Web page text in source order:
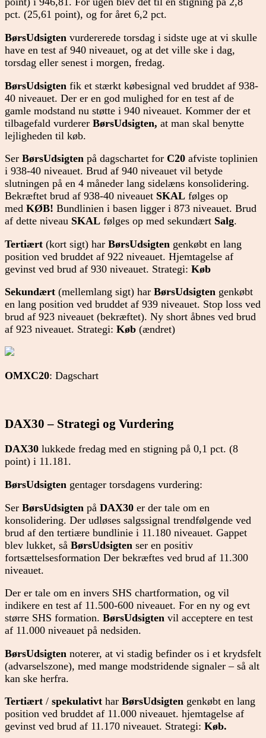
pct. (25,61 point), og for året 6,2 pct.
BørsUdsigten vurdererede torsdag i sidste uge at vi skulle
have en test af 940 niveauet, og at det ville ske i dag,
torsdag eller senest i morgen, fredag.
BørsUdsigten fik et stærkt købesignal ved bruddet af 938-
40 niveauet. Der er en god mulighed for en test af de
gamle modstand nu støtte i 940 niveauet. Kommer der et
tilbagefald vurderer BørsUdsigten, at man skal benytte
lejligheden til køb.
Ser BørsUdsigten på dagschartet for C20 afviste toplinien
i 938-40 niveauet. Brud af 940 niveauet vil betyde
slutningen på en 4 måneder lang sidelæns konsolidering.
Bekræftet brud af 938-40 niveauet SKAL følges op
med KØB! Bundlinien i basen ligger i 873 niveauet. Brud
af dette niveau SKAL følges op med sekundært Salg.
Tertiært (kort sigt) har BørsUdsigten genkøbt en lang
position ved bruddet af 922 niveauet. Hjemtagelse af
gevinst ved brud af 930 niveauet. Strategi: Køb
Sekundært (mellemlang sigt) har BørsUdsigten genkøbt
en lang position ved bruddet af 939 niveauet. Stop loss ved
brud af 923 niveauet (bekræftet). Ny short åbnes ved brud
af 923 niveauet. Strategi: Køb (ændret)
OMXC20: Dagschart
DAX30 – Strategi og Vurdering
DAX30 lukkede fredag med en stigning på 0,1 pct. (8
point) i 11.181.
BørsUdsigten gentager torsdagens vurdering:
Ser BørsUdsigten på DAX30 er der tale om en
konsolidering. Der udløses salgssignal trendfølgende ved
brud af den tertiære bundlinie i 11.180 niveauet. Gappet
blev lukket, så BørsUdsigten ser en positiv
fortsættelsesformation Der bekræftes ved brud af 11.300
niveauet.
Der er tale om en invers SHS chartformation, og vil
indikere en test af 11.500-600 niveauet. For en ny og evt
større SHS formation. BørsUdsigten vil acceptere en test
af 11.000 niveauet på nedsiden.
BørsUdsigten noterer, at vi stadig befinder os i et krydsfelt
(advarselszone), med mange modstridende signaler – så alt
kan ske herfra.
Tertiært / spekulativt har BørsUdsigten genkøbt en lang
position ved bruddet af 11.000 niveauet. hjemtagelse af
gevinst ved brud af 11.170 niveauet. Strategi: Køb.